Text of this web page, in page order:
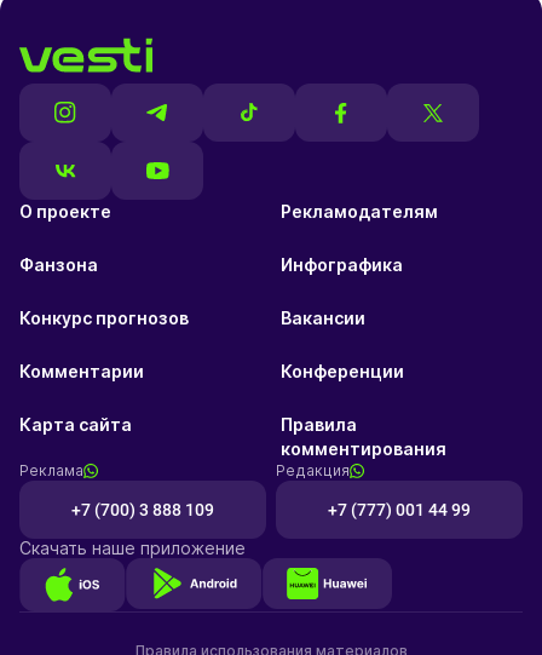
О проекте Рекламодателям
Фанзона Инфографика
Конкурс прогнозов Вакансии
Комментарии Конференции
Карта сайта
Правила
комментирования
Реклама
+7 (700) 3 888 109
Редакция
+7 (777) 001 44 99
Скачать наше приложение
Правила использования материалов